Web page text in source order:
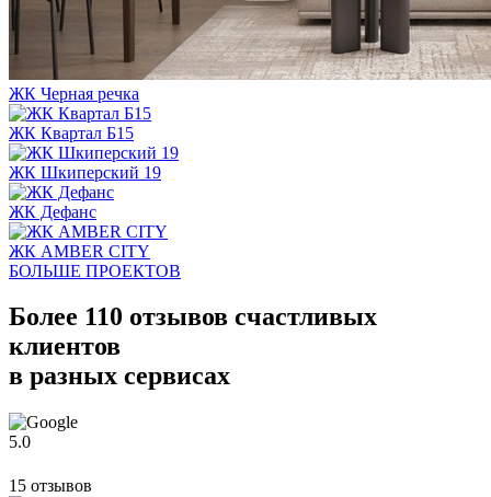
ЖК Черная речка
ЖК Квартал Б15
ЖК Шкиперский 19
ЖК Дефанс
ЖК AMBER CITY
БОЛЬШЕ ПРОЕКТОВ
Более 110 отзывов счастливых
клиентов
в разных сервисах
5.0
15 отзывов